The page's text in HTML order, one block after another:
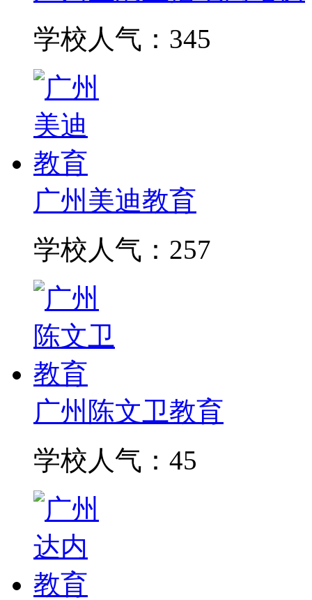
学校人气：345
广州美迪教育
学校人气：257
广州陈文卫教育
学校人气：45